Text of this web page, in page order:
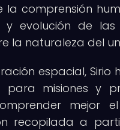
la comprensión
y evolución de las
la naturaleza del
espacial, Sirio
para misiones y
mejor
recopilada a